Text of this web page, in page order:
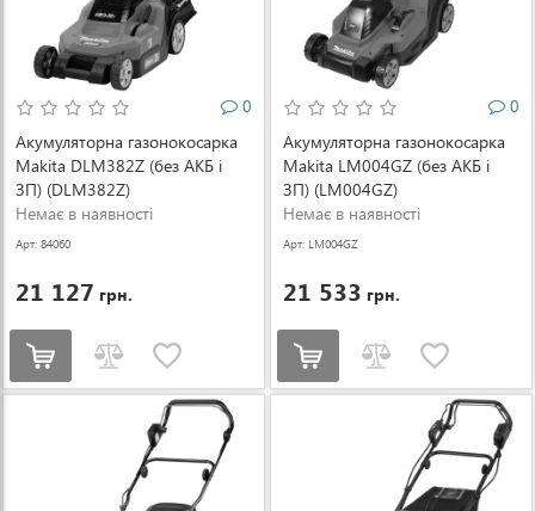
0
Акумуляторна газонокосарка
Makita DLM382Z (без АКБ і
ЗП) (DLM382Z)
Немає в наявності
Арт: 84060
21 127 грн.
0
Акумуляторна газонокосарка
Makita LM004GZ (без АКБ і
ЗП) (LM004GZ)
Немає в наявності
Арт: LM004GZ
21 533 грн.